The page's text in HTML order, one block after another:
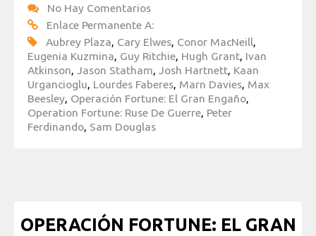
No Hay Comentarios
Enlace Permanente A:
Aubrey Plaza, Cary Elwes, Conor MacNeill,
Eugenia Kuzmina, Guy Ritchie, Hugh Grant, Ivan
Atkinson, Jason Statham, Josh Hartnett, Kaan
Urgancioglu, Lourdes Faberes, Marn Davies, Max
Beesley, Operación Fortune: El Gran Engaño,
Operation Fortune: Ruse De Guerre, Peter
Ferdinando, Sam Douglas
OPERACIÓN FORTUNE: EL GRAN